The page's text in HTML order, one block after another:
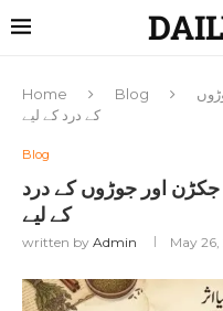
Home Blog
کے درد کے لیے
Blog
اور جوڑوں کے درد
کے لیے
written by Admin May